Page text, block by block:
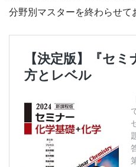
分野別マスターを終わらせて